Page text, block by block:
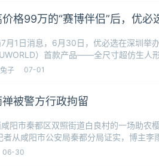
格99万的“赛博伴侣”后，优必
月1日消息，6月30日，优必选在深圳举
）首款产品——全尺寸超仿生人
子 07-01
禅被警方行政拘留
阳市秦都区双照街道白良村的一场助农
者从咸阳市公安局秦都分局证实，博主李
后会
06-30